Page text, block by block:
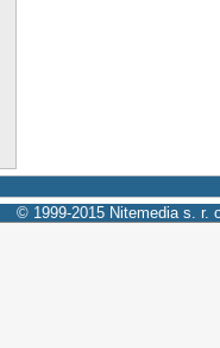
© 1999-2015 Nitemedia s. r.